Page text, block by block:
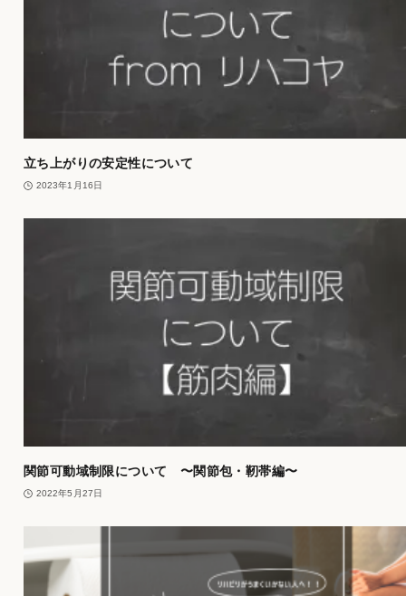
立ち上がりの安定性について
2023年1月16日
関節可動域制限について 〜関節包・靭帯編〜
2022年5月27日